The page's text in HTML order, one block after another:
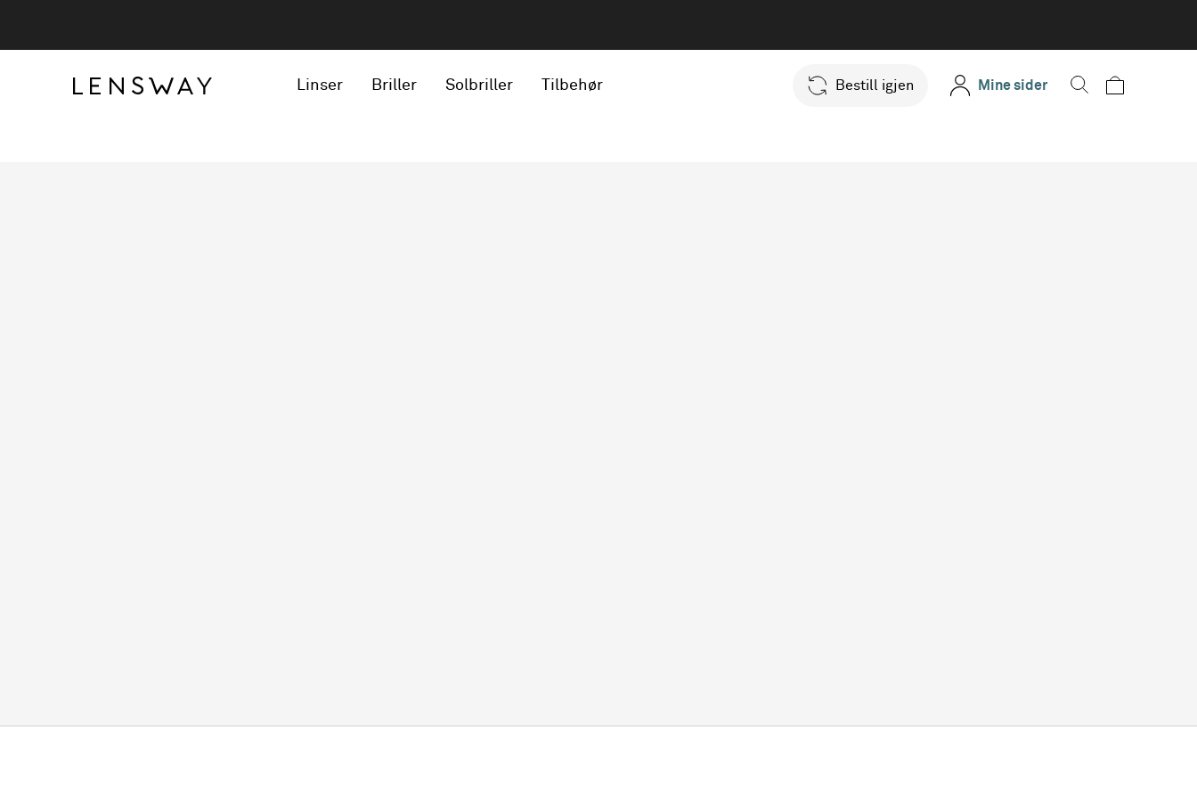
Linser Briller Solbriller Tilbehør Bestill igjen Mine sider